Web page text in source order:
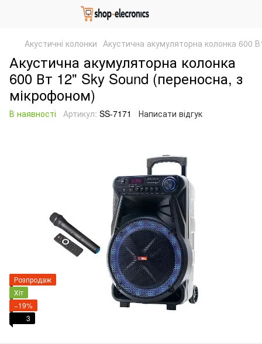
Акустичні колонки Акустична акумуляторна колонка 600
Акустична акумуляторна колонка
600 Вт 12" Sky Sound (переносна, з
мікрофоном)
В наявності Артикул: SS-7171 Написати відгук
Розпродаж
Хіт
−19%
3